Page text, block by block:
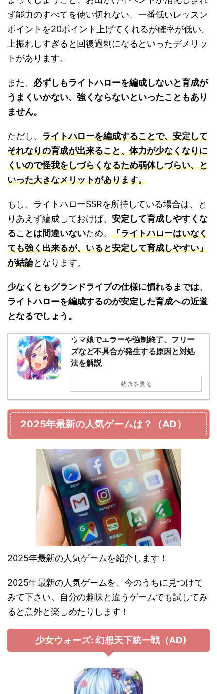
ず能力のすべてを使い切れない、一番低いレッスン
ポイントを20ポイント上げてくれるが確率が低い、
上振れしすぎると回復過剰になるといったデメリッ
トがあります。
また、 必ずしもライトハローを編成しないと育成が
うまくいかない、強くならないといったこともあり
ません。
ただし、 ライトハローを編成することで、安定して
それなりの育成が出来ること、体力が少なくなりに
くいので怪我をしづらくなるため弱体しづらい、と
いった大きなメリットがあります。
もし、ライトハローSSRを所持している場合は、と
りあえず編成しておけば、 安定して育成しやすくな
ることは間違いないため、 「ライトハローはいなく
ても強く出来るが、いると安定して育成しやすい」
が結論となります。
少なくともグランドライブの仕様に慣れるまでは、
ライトハローを編成するのが安定した育成への近道
となるでしょう。
ウマ娘でエラーや強制終了、フリー
ズなど不具合が発生する原因と対処
法を解説
続きを見る
2025年最新の人気ゲームは？（AD）
2025年最新の人気ゲームを紹介します！
2025年最新の人気ゲームを、今のうちに見つけて
みて下さい。自分の趣味と違うゲームでも試してみ
ると意外と楽しめたりします！
少女ウォーズ: 幻想天下統一戦（AD)